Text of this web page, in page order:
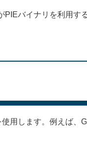
バイナリを利用す
用します。例えば、